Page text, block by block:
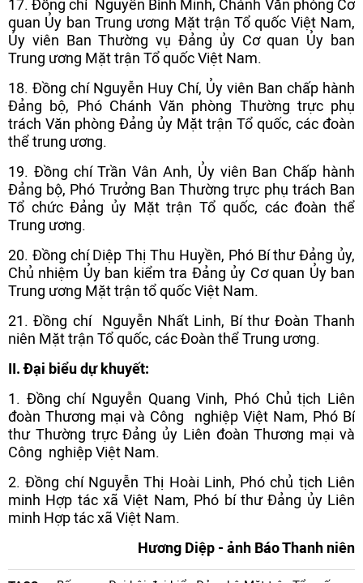
17. Đồng chí Nguyễn Bình Minh, Chánh Văn phòng Cơ
quan Ủy ban Trung ương Mặt trận Tổ quốc Việt Nam,
Ủy viên Ban Thường vụ Đảng ủy Cơ quan Ủy ban
Trung ương Mặt trận Tổ quốc Việt Nam.
18. Đồng chí Nguyễn Huy Chí, Ủy viên Ban chấp hành
Đảng bộ, Phó Chánh Văn phòng Thường trực phụ
trách Văn phòng Đảng ủy Mặt trận Tổ quốc, các đoàn
thể trung ương.
19. Đồng chí Trần Vân Anh, Ủy viên Ban Chấp hành
Đảng bộ, Phó Trưởng Ban Thường trực phụ trách Ban
Tổ chức Đảng ủy Mặt trận Tổ quốc, các đoàn thể
Trung ương.
20. Đồng chí Diệp Thị Thu Huyền, Phó Bí thư Đảng ủy,
Chủ nhiệm Ủy ban kiểm tra Đảng ủy Cơ quan Ủy ban
Trung ương Mặt trận tổ quốc Việt Nam.
21. Đồng chí Nguyễn Nhất Linh, Bí thư Đoàn Thanh
niên Mặt trận Tổ quốc, các Đoàn thể Trung ương.
II. Đại biểu dự khuyết:
1. Đồng chí Nguyễn Quang Vinh, Phó Chủ tịch Liên
đoàn Thương mại và Công nghiệp Việt Nam, Phó Bí
thư Thường trực Đảng ủy Liên đoàn Thương mại và
Công nghiệp Việt Nam.
2. Đồng chí Nguyễn Thị Hoài Linh, Phó chủ tịch Liên
minh Hợp tác xã Việt Nam, Phó bí thư Đảng ủy Liên
minh Hợp tác xã Việt Nam.
Hương Diệp - ảnh Báo Thanh niên